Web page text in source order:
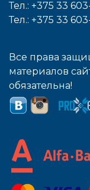
Тел.: +375 33
Тел.: +375 33
Все права
материалов
обязательна!